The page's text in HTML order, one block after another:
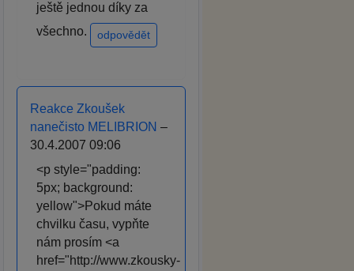
ještě jednou díky za
všechno.
odpovědět
Reakce Zkoušek
nanečisto MELIBRION –
30.4.2007 09:06
<p style="padding:
5px; background:
yellow">Pokud máte
chvilku času, vypňte
nám prosím <a
href="http://www.zkousky-